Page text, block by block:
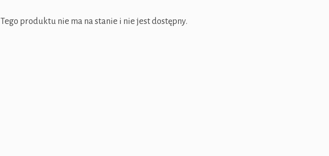
Tego produktu nie ma na stanie i nie jest dostępny.